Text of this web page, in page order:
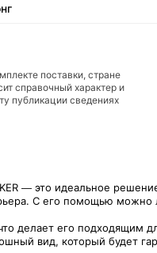
поставки, стране
справочный характер и
публикации сведениях
— это идеальное
С его помощью можно
делает его подходящим
вид, который будет